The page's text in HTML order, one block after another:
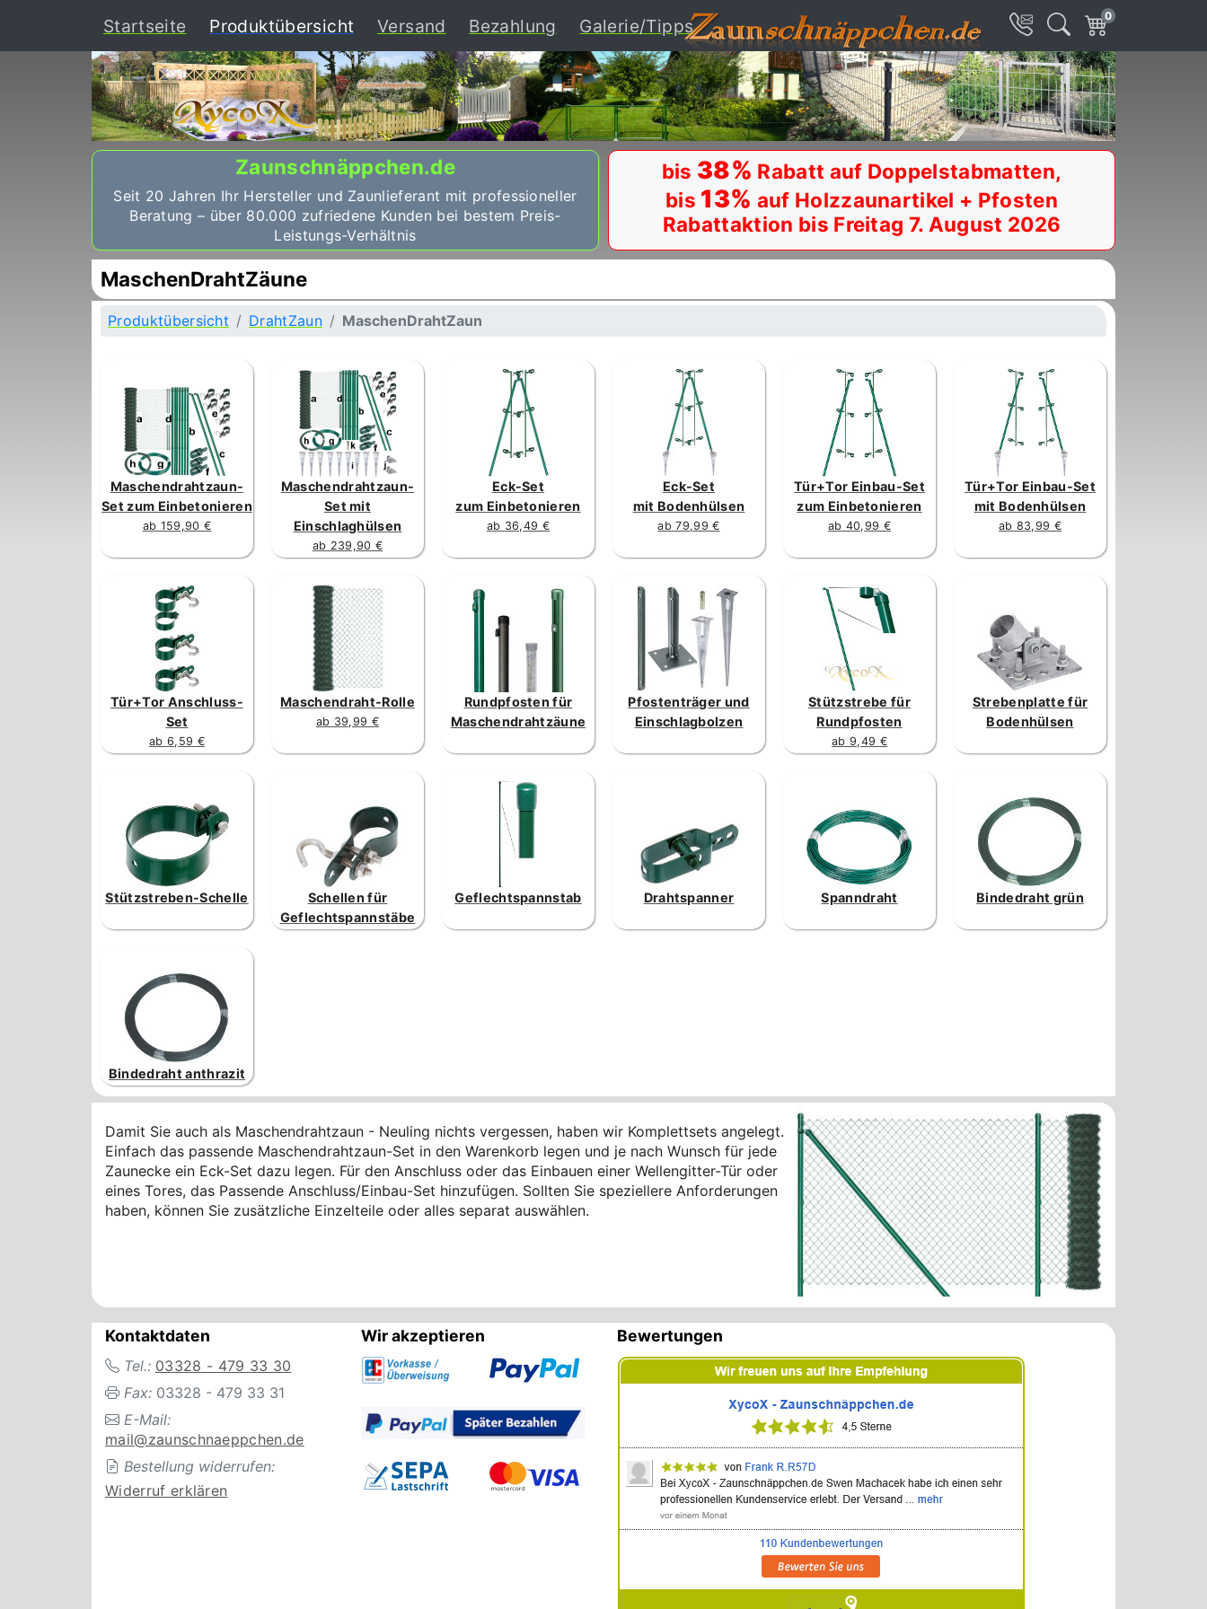
0
Startseite Produktübersicht (current)
Versand Bezahlung Galerie/Tipps
Zaunschnäppchen.de
Seit 20 Jahren Ihr Hersteller und Zaunlieferant mit professioneller
Beratung – über 80.000 zufriedene Kunden bei bestem Preis-
Leistungs-Verhältnis
bis 38% Rabatt auf Doppelstabmatten,
bis 13% auf Holzzaunartikel + Pfosten
Rabattaktion bis Freitag 7. August 2026
MaschenDrahtZäune
Produktübersicht DrahtZaun MaschenDrahtZaun
Maschendrahtzaun-
Set zum Einbetonieren
ab 159,90 €
Maschendrahtzaun-
Set mit
Einschlaghülsen
ab 239,90 €
Eck-Set
zum Einbetonieren
ab 36,49 €
Eck-Set
mit Bodenhülsen
ab 79,99 €
Tür+Tor Einbau-Set
zum Einbetonieren
ab 40,99 €
Tür+Tor Einbau-Set
mit Bodenhülsen
ab 83,99 €
Tür+Tor Anschluss-
Set
ab 6,59 €
Maschendraht-Rolle
ab 39,99 €
Rundpfosten für
Maschendrahtzäune
Pfostenträger und
Einschlagbolzen
Stützstrebe für
Rundpfosten
ab 9,49 €
Strebenplatte für
Bodenhülsen
Stützstreben-Schelle
Schellen für
Geflechtspannstäbe
Geflechtspannstab Drahtspanner Spanndraht Bindedraht grün
Bindedraht anthrazit
Damit Sie auch als Maschendrahtzaun - Neuling nichts vergessen, haben wir Komplettsets angelegt.
Einfach das passende Maschendrahtzaun-Set in den Warenkorb legen und je nach Wunsch für jede
Zaunecke ein Eck-Set dazu legen. Für den Anschluss oder das Einbauen einer Wellengitter-Tür oder
eines Tores, das Passende Anschluss/Einbau-Set hinzufügen. Sollten Sie speziellere Anforderungen
haben, können Sie zusätzliche Einzelteile oder alles separat auswählen.
Kontaktdaten
Tel.: 03328 - 479 33 30
Fax: 03328 - 479 33 31
E-Mail:
mail@zaunschnaeppchen.de
Bestellung widerrufen:
Widerruf erklären
Wir akzeptieren Bewertungen